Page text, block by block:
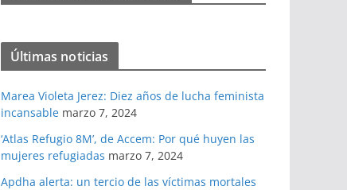
Últimas noticias
Marea Violeta Jerez: Diez años de lucha feminista
incansable marzo 7, 2024
‘Atlas Refugio 8M’, de Accem: Por qué huyen las
mujeres refugiadas marzo 7, 2024
Apdha alerta: un tercio de las víctimas mortales